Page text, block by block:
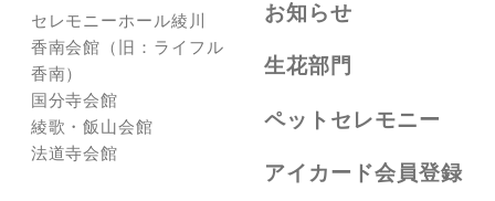
セレモニーホール綾川
香南会館（旧：ライフル
香南）
国分寺会館
綾歌・飯山会館
法道寺会館
お知らせ
生花部門
ペットセレモニー
アイカード会員登録